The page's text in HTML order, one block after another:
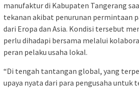
manufaktur di Kabupaten Tangerang
tekanan akibat penurunan permintaan
dari Eropa dan Asia. Kondisi tersebut
perlu dihadapi bersama melalui
peran pelaku usaha lokal.
“Di tengah tantangan global, yang
upaya nyata dari para pengusaha untuk